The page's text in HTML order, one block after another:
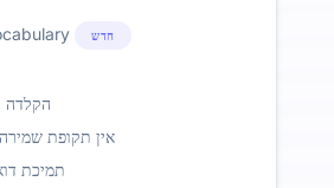
חדש
הקלדה
אין תקופת
תמיכת